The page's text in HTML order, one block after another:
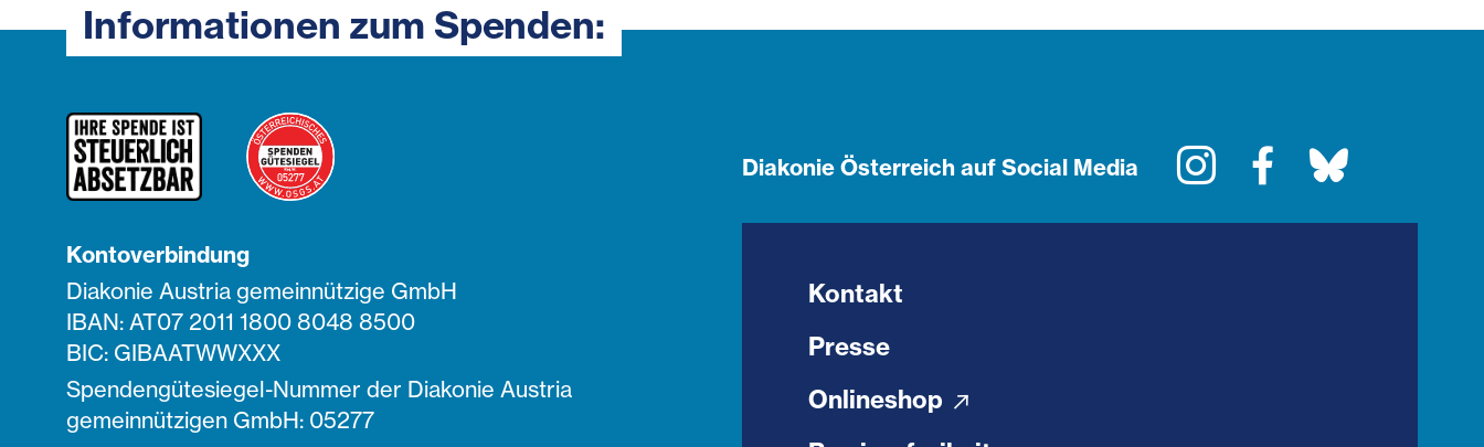
Informationen zum Spenden:
Kontoverbindung
Diakonie Austria gemeinnützige GmbH
IBAN: AT07 2011 1800 8048 8500
BIC: GIBAATWWXXX
Spendengütesiegel-Nummer der Diakonie Austria
gemeinnützigen GmbH: 05277
Diakonie Österreich auf Social Media InstagramFacebook
Kontakt
Presse
Onlineshop